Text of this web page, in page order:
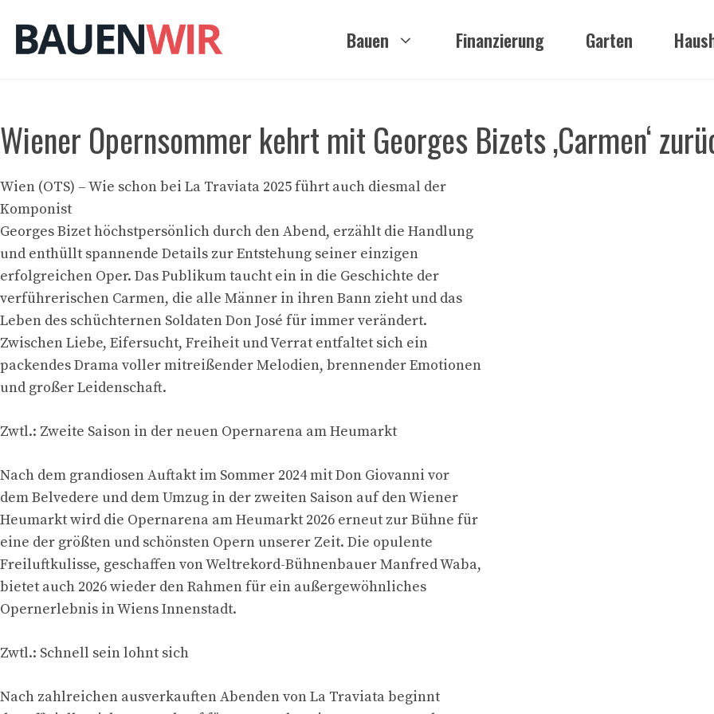
Inhalt
springen
Bauen Finanzierung Garten
Wiener Opernsommer kehrt mit Georges Bizets ‚Carmen‘
Wien (OTS) – Wie schon bei La Traviata 2025 führt auch diesmal der
Komponist
Georges Bizet höchstpersönlich durch den Abend, erzählt die Handlung
und enthüllt spannende Details zur Entstehung seiner einzigen
erfolgreichen Oper. Das Publikum taucht ein in die Geschichte der
verführerischen Carmen, die alle Männer in ihren Bann zieht und das
Leben des schüchternen Soldaten Don José für immer verändert.
Zwischen Liebe, Eifersucht, Freiheit und Verrat entfaltet sich ein
packendes Drama voller mitreißender Melodien, brennender Emotionen
und großer Leidenschaft.
Zwtl.: Zweite Saison in der neuen Opernarena am Heumarkt
Nach dem grandiosen Auftakt im Sommer 2024 mit Don Giovanni vor
dem Belvedere und dem Umzug in der zweiten Saison auf den Wiener
Heumarkt wird die Opernarena am Heumarkt 2026 erneut zur Bühne für
eine der größten und schönsten Opern unserer Zeit. Die opulente
Freiluftkulisse, geschaffen von Weltrekord-Bühnenbauer Manfred Waba,
bietet auch 2026 wieder den Rahmen für ein außergewöhnliches
Opernerlebnis in Wiens Innenstadt.
Zwtl.: Schnell sein lohnt sich
Nach zahlreichen ausverkauften Abenden von La Traviata beginnt